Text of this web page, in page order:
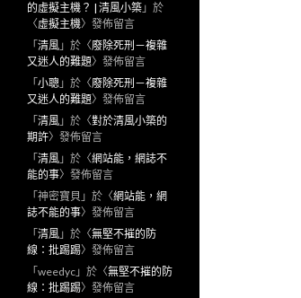
的虛擬主機？ | 清風小築 」於
〈虛擬主機〉發佈留言
「 清風 」於〈廢除死刑－複雜
又迷人的難題〉發佈留言
「 小聰 」於〈廢除死刑－複雜
又迷人的難題〉發佈留言
「 清風 」於〈對於清風小築的
期許〉發佈留言
「 清風 」於〈網站能，網誌不
能的事〉發佈留言
「 神密寶貝 」於〈網站能，網
誌不能的事〉發佈留言
「 清風 」於〈無堅不摧的防
線：批踢踢〉發佈留言
「 weedyc 」於〈無堅不摧的防
線：批踢踢〉發佈留言